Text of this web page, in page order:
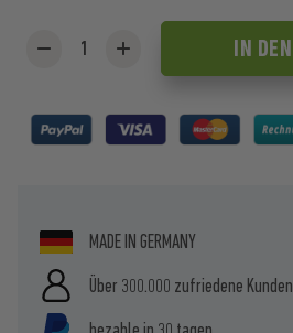
IN DEN
MADE IN GERMANY
Über 300.000 zufriedene Kunden